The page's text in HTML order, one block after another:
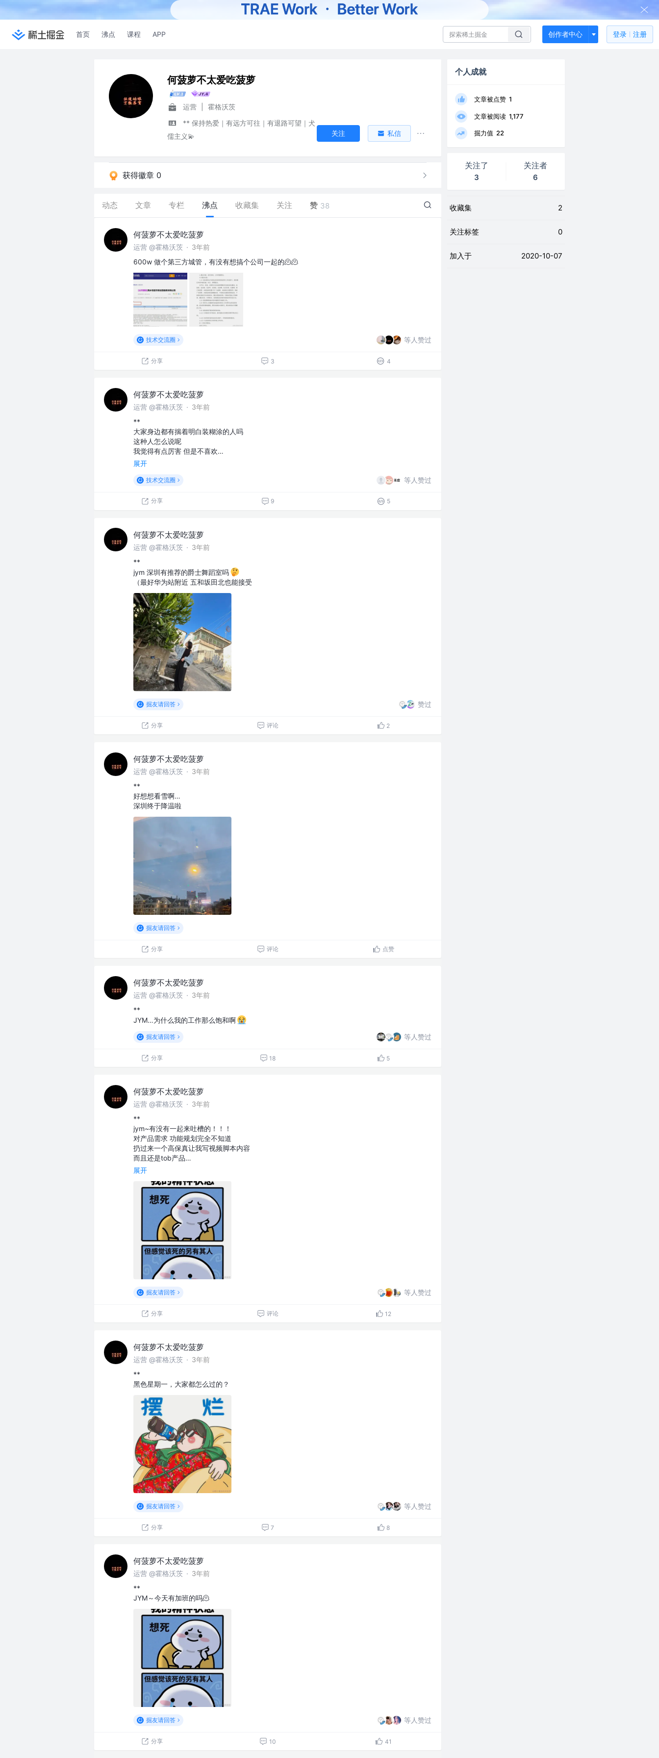
首页 沸点 课程 APP 创作者中心 登录 注册
何菠萝不太爱吃菠萝
运营
霍格沃茨
** 保持热爱｜有远方可往｜有退路可望｜犬
儒主义💫
关注 私信
获得徽章 0
动态 文章 专栏 沸点 收藏集 关注 赞 38
何菠萝不太爱吃菠萝
运营 @霍格沃茨 · 3年前
600w 做个第三方城管，有没有想搞个公司一起的🫠🫠
技术交流圈 等人赞过
分享 3 4
何菠萝不太爱吃菠萝
运营 @霍格沃茨 · 3年前
**
大家身边都有揣着明白装糊涂的人吗
这种人怎么说呢
我觉得有点厉害 但是不喜欢…
展开
技术交流圈 等人赞过
分享 9 5
何菠萝不太爱吃菠萝
运营 @霍格沃茨 · 3年前
**
jym 深圳有推荐的爵士舞蹈室吗
（最好华为站附近 五和坂田北也能接受
掘友请回答 赞过
分享 评论 2
何菠萝不太爱吃菠萝
运营 @霍格沃茨 · 3年前
**
好想想看雪啊…
深圳终于降温啦
掘友请回答
分享 评论 点赞
何菠萝不太爱吃菠萝
运营 @霍格沃茨 · 3年前
**
JYM…为什么我的工作那么饱和啊
掘友请回答 等人赞过
分享 18 5
何菠萝不太爱吃菠萝
运营 @霍格沃茨 · 3年前
**
jym~有没有一起来吐槽的！！！
对产品需求 功能规划完全不知道
扔过来一个高保真让我写视频脚本内容
而且还是tob产品…
展开
掘友请回答 等人赞过
分享 评论 12
何菠萝不太爱吃菠萝
运营 @霍格沃茨 · 3年前
**
黑色星期一，大家都怎么过的？
掘友请回答 等人赞过
分享 7 8
何菠萝不太爱吃菠萝
运营 @霍格沃茨 · 3年前
**
JYM～今天有加班的吗🫠
掘友请回答 等人赞过
分享 10 41
个人成就
文章被点赞 1
文章被阅读 1,177
掘力值 22
关注了
3
关注者
6
收藏集 2
关注标签 0
加入于 2020-10-07